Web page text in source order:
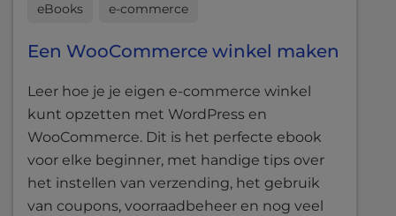
eBooks e-commerce
Een WooCommerce winkel maken
Leer hoe je je eigen e-commerce winkel
kunt opzetten met WordPress en
WooCommerce. Dit is het perfecte ebook
voor elke beginner, met handige tips over
het instellen van verzending, het gebruik
van coupons, voorraadbeheer en nog veel